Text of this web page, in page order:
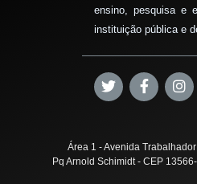
ensino, pesquisa e
instituição pública e
Área 1 - Avenida
Pq Arnold Schimidt - CEP